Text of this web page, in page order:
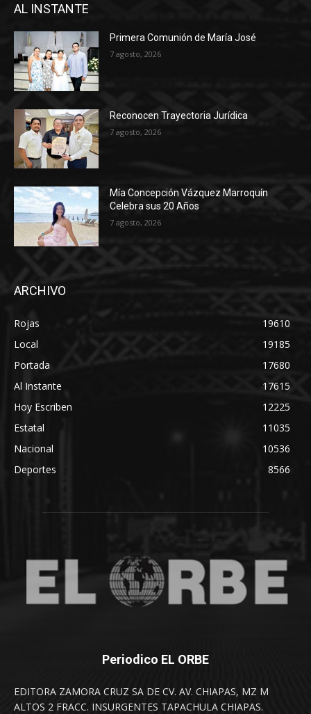
AL INSTANTE
Primera Comunión de María José
7 agosto, 2026
Reconocen Trayectoria Jurídica
7 agosto, 2026
Mía Concepción Vázquez Marroquín
Celebra sus 20 Años
7 agosto, 2026
ARCHIVO
Rojas
19610
Local
19185
Portada
17680
Al Instante
17615
Hoy Escriben
12225
Estatal
11035
Nacional
10536
Deportes
8566
Periodico EL ORBE
EDITORA ZAMORA CRUZ SA DE CV. AV. CHIAPAS, MZ M
ALTOS 2 FRACC. INSURGENTES TAPACHULA CHIAPAS.